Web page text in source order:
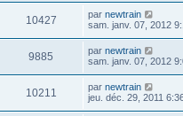
10427 par newtrain
sam. janv. 07, 2012
9885 par newtrain
sam. janv. 07, 2012
10211 par newtrain
jeu. déc. 29, 2011